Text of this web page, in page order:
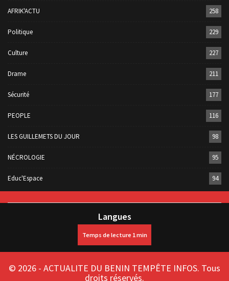
AFRIK'ACTU 258
Politique 229
Culture 227
Drame 211
Sécurité 177
PEOPLE 116
LES GUILLEMETS DU JOUR 98
NÉCROLOGIE 95
Educ'Espace 94
Langues
© 2026 - ACTUALITE DU BENIN TEMPÊTE INFOS. Tous
droits réservés.